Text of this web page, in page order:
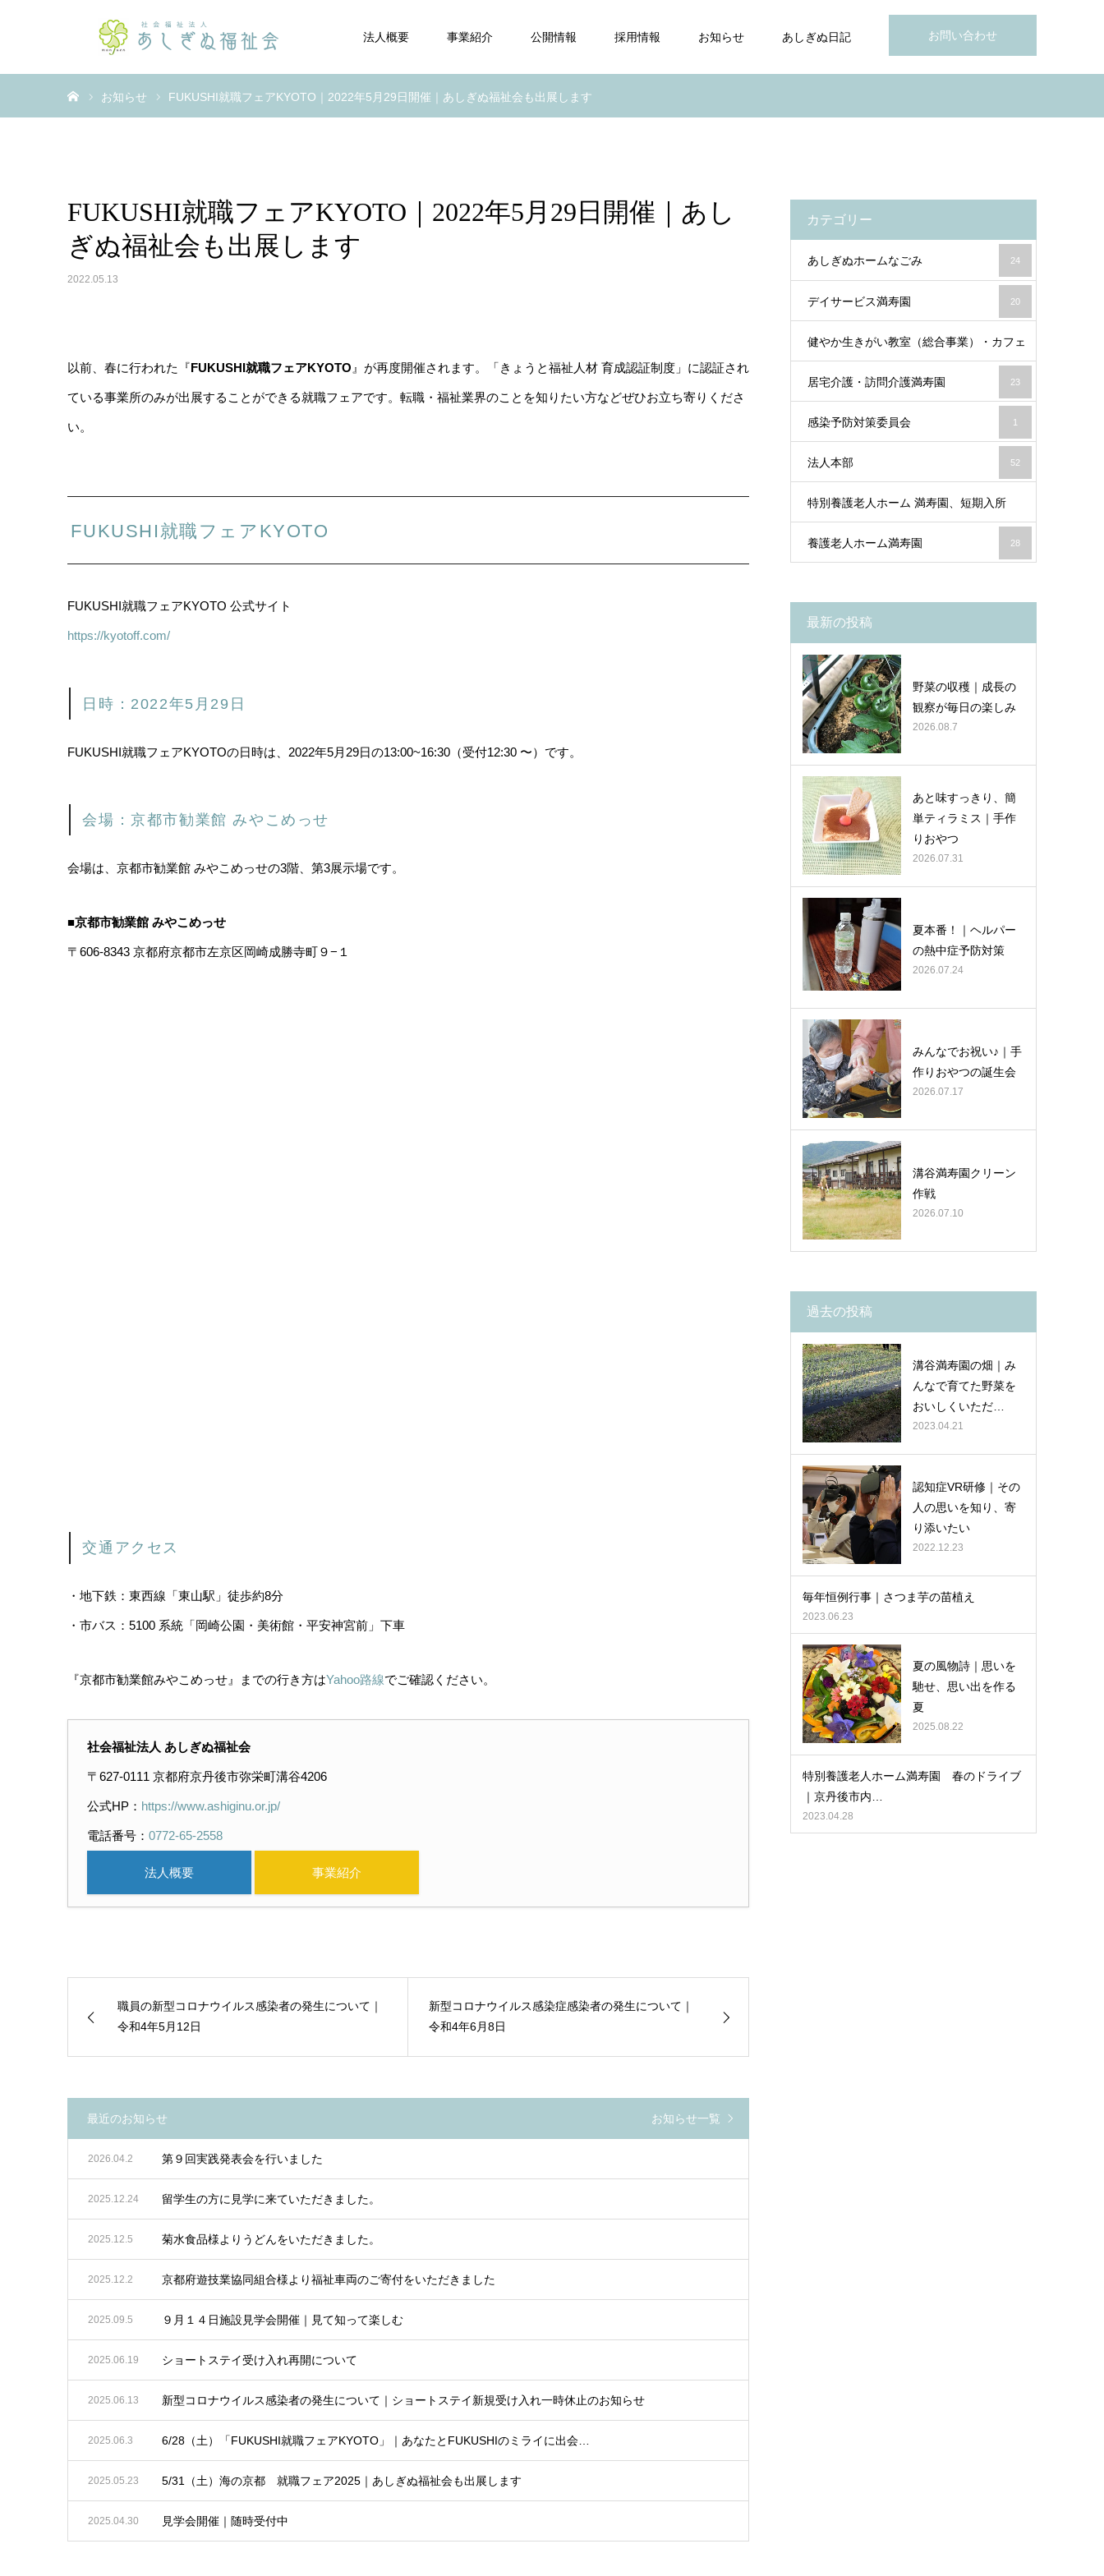
お問い合わせ
法人概要 事業紹介 公開情報 採用情報 お知らせ あしぎぬ日記
お知らせ FUKUSHI就職フェアKYOTO｜2022年5月29日開催｜あしぎぬ福祉会も出展します
FUKUSHI就職フェアKYOTO｜2022年5月29日開催｜あし
ぎぬ福祉会も出展します
2022.05.13
以前、春に行われた『FUKUSHI就職フェアKYOTO 』が再度開催されます。「きょうと福祉人材 育成認証制度」に認証され
ている事業所のみが出展することができる就職フェアです。転職・福祉業界のことを知りたい方などぜひお立ち寄りくださ
い。
FUKUSHI就職フェアKYOTO
FUKUSHI就職フェアKYOTO 公式サイト
https://kyotoff.com/
日時：2022年5月29日
FUKUSHI就職フェアKYOTOの日時は、2022年5月29日の13:00~16:30（受付12:30 〜）です。
会場：京都市勧業館 みやこめっせ
会場は、京都市勧業館 みやこめっせの3階、第3展示場です。
■京都市勧業館 みやこめっせ
〒606-8343 京都府京都市左京区岡崎成勝寺町９−１
交通アクセス
・地下鉄：東西線「東山駅」徒歩約8分
・市バス：5100 系統「岡崎公園・美術館・平安神宮前」下車
『京都市勧業館みやこめっせ』までの行き方はYahoo路線でご確認ください。
社会福祉法人 あしぎぬ福祉会
〒627-0111 京都府京丹後市弥栄町溝谷4206
公式HP： https://www.ashiginu.or.jp/
電話番号： 0772-65-2558
法人概要 事業紹介
職員の新型コロナウイルス感染者の発生について｜
令和4年5月12日
新型コロナウイルス感染症感染者の発生について｜
令和4年6月8日
最近のお知らせ お知らせ一覧
第９回実践発表会を行いました
2026.04.2
留学生の方に見学に来ていただきました。
2025.12.24
菊水食品様よりうどんをいただきました。
2025.12.5
京都府遊技業協同組合様より福祉車両のご寄付をいただきました
2025.12.2
９月１４日施設見学会開催｜見て知って楽しむ
2025.09.5
ショートステイ受け入れ再開について
2025.06.19
新型コロナウイルス感染者の発生について｜ショートステイ新規受け入れ一時休止のお知らせ
2025.06.13
6/28（土）「FUKUSHI就職フェアKYOTO」｜あなたとFUKUSHIのミライに出会…
2025.06.3
5/31（土）海の京都 就職フェア2025｜あしぎぬ福祉会も出展します
2025.05.23
見学会開催｜随時受付中
2025.04.30
カテゴリー
あしぎぬホームなごみ 24
デイサービス満寿園 20
健やか生きがい教室（総合事業）・カフェ
20
居宅介護・訪問介護満寿園 23
感染予防対策委員会 1
法人本部 52
特別養護老人ホーム 満寿園、短期入所
41
養護老人ホーム満寿園 28
最新の投稿
野菜の収穫｜成長の
観察が毎日の楽しみ
2026.08.7
あと味すっきり、簡
単ティラミス｜手作
りおやつ
2026.07.31
夏本番！｜ヘルパー
の熱中症予防対策
2026.07.24
みんなでお祝い♪｜手
作りおやつの誕生会
2026.07.17
溝谷満寿園クリーン
作戦
2026.07.10
過去の投稿
溝谷満寿園の畑｜み
んなで育てた野菜を
おいしくいただ…
2023.04.21
認知症VR研修｜その
人の思いを知り、寄
り添いたい
2022.12.23
毎年恒例行事｜さつま芋の苗植え
2023.06.23
夏の風物詩｜思いを
馳せ、思い出を作る
夏
2025.08.22
特別養護老人ホーム満寿園 春のドライブ
｜京丹後市内…
2023.04.28